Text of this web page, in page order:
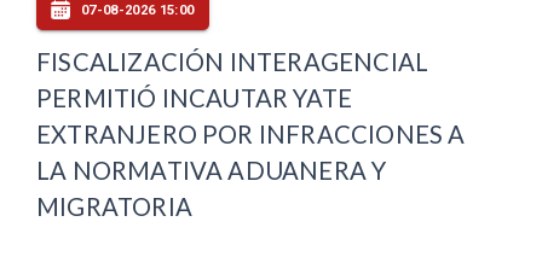
07-08-2026 15:00
FISCALIZACIÓN INTERAGENCIAL
PERMITIÓ INCAUTAR YATE
EXTRANJERO POR INFRACCIONES A
LA NORMATIVA ADUANERA Y
MIGRATORIA